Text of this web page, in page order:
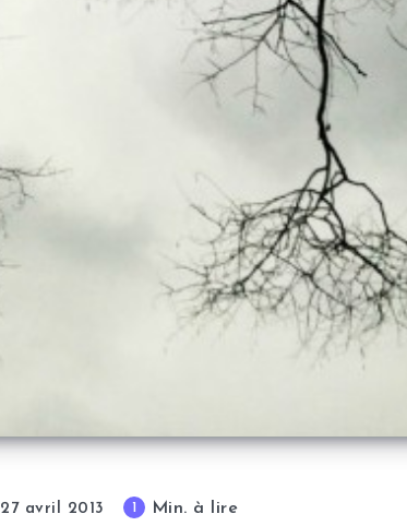
27 avril 2013 Min. à lire